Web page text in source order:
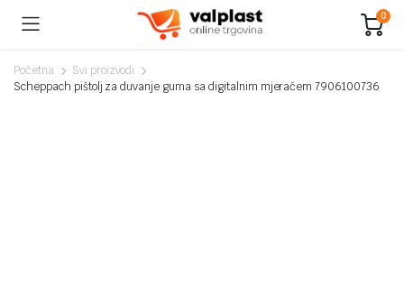
0
Početna
Svi proizvodi
Scheppach pištolj za duvanje guma sa digitalnim mjeračem 7906100736